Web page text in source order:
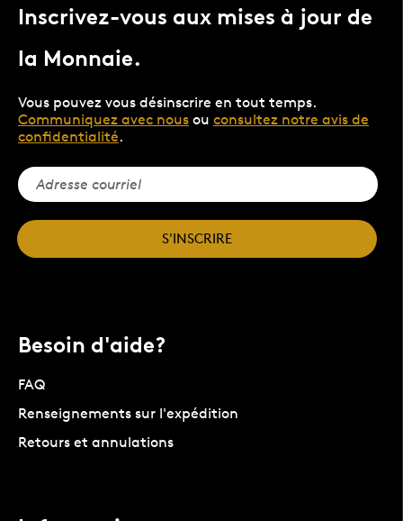
Inscrivez-vous aux mises à jour de
la Monnaie.
Vous pouvez vous désinscrire en tout temps.
Communiquez avec nous ou consultez notre avis de
confidentialité.
S'INSCRIRE
Besoin d'aide?
FAQ
Renseignements sur l'expédition
Retours et annulations